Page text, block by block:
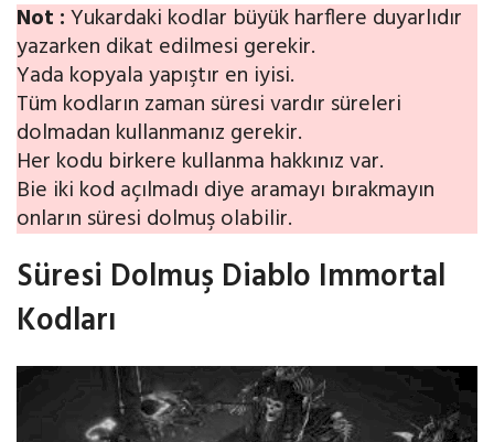
Not :Yukardaki kodlar büyük harflere duyarlıdır
yazarken dikat edilmesi gerekir.
Yada kopyala yapıştır en iyisi.
Tüm kodların zaman süresi vardır süreleri
dolmadan kullanmanız gerekir.
Her kodu birkere kullanma hakkınız var.
Bie iki kod açılmadı diye aramayı bırakmayın
onların süresi dolmuş olabilir.
Süresi Dolmuş Diablo Immortal
Kodları